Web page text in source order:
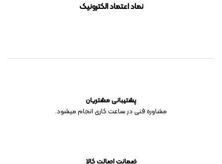
نماد اعتماد الکترونیک
پشتیبانی مشتریان
مشاوره فنی در ساعت کاری انجام میشود.
ضمانت اصالت کالا